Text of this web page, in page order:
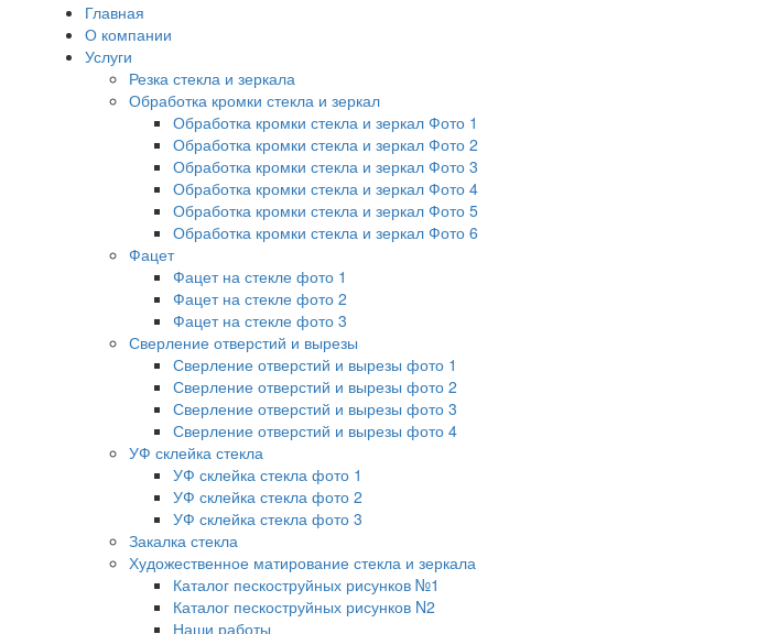
Главная
О компании
Услуги
Резка стекла и зеркала
Обработка кромки стекла и зеркал
Обработка кромки стекла и зеркал Фото 1
Обработка кромки стекла и зеркал Фото 2
Обработка кромки стекла и зеркал Фото 3
Обработка кромки стекла и зеркал Фото 4
Обработка кромки стекла и зеркал Фото 5
Обработка кромки стекла и зеркал Фото 6
Фацет
Фацет на стекле фото 1
Фацет на стекле фото 2
Фацет на стекле фото 3
Сверление отверстий и вырезы
Сверление отверстий и вырезы фото 1
Сверление отверстий и вырезы фото 2
Сверление отверстий и вырезы фото 3
Сверление отверстий и вырезы фото 4
УФ склейка стекла
УФ склейка стекла фото 1
УФ склейка стекла фото 2
УФ склейка стекла фото 3
Закалка стекла
Художественное матирование стекла и зеркала
Каталог пескоструйных рисунков №1
Каталог пескоструйных рисунков N2
Наши работы